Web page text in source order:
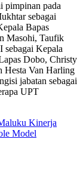
pimpinan pada
sebagai
Bapas
Masohi, Taufik
sebagai Kepala
Dobo, Christy
Hesta Van Harling
jabatan sebagai
UPT
Kinerja
Model